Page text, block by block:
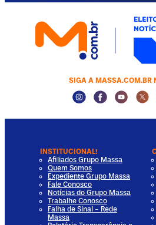
SIGA A MASSA.COM.BR
Instagram
Facebook
INSTITUCIONAL!
Afiliados Grupo Massa
Quem Somos
Expediente Grupo Massa
Fale Conosco
Notícias do Grupo Massa
Trabalhe Conosco
Falha de Sinal - Rede
Massa